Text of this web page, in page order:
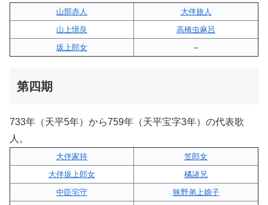
山部赤人
大伴旅人
山上憶良
高橋虫麻呂
坂上郎女
–
第四期
733年（天平5年）から759年（天平宝字3年）の代表歌
人。
大伴家持
笠郎女
大伴坂上郎女
橘諸兄
中臣宅守
狭野弟上娘子